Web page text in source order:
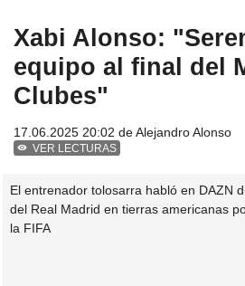
Xabi Alonso:
equipo al final del
Clubes"
17.06.2025 20:02 deAlejandro Alonso
VER LECTURAS
El entrenador tolosarra habló en DAZN
del Real Madrid en tierras americanas
la FIFA